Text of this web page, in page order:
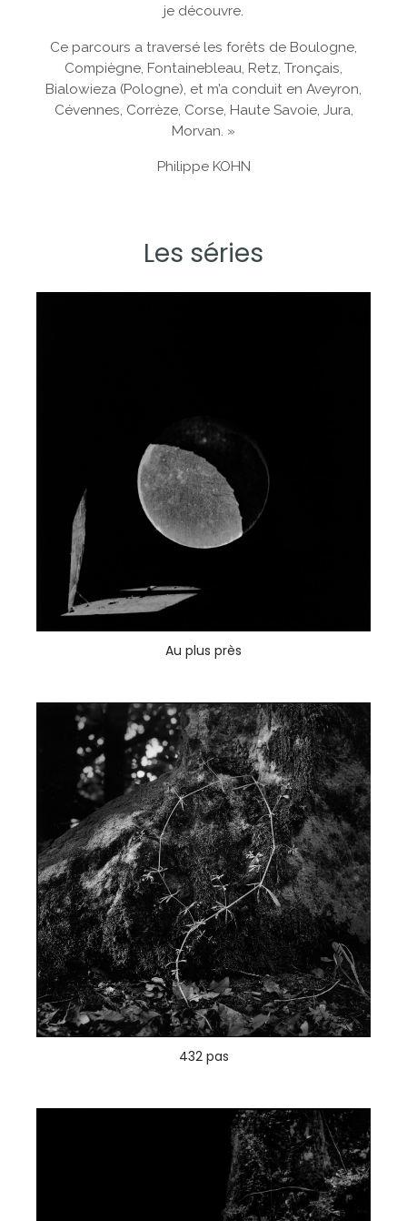
je découvre.
Ce parcours a traversé les forêts de Boulogne,
Compiègne, Fontainebleau, Retz, Tronçais,
Bialowieza (Pologne), et m’a conduit en Aveyron,
Cévennes, Corrèze, Corse, Haute Savoie, Jura,
Morvan. »
Philippe KOHN
Les séries
Au plus près
432 pas